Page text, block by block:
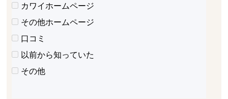
カワイホームページ
その他ホームページ
口コミ
以前から知っていた
その他